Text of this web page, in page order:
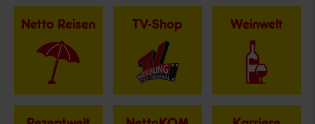
Netto Reisen TV-Shop Weinwelt